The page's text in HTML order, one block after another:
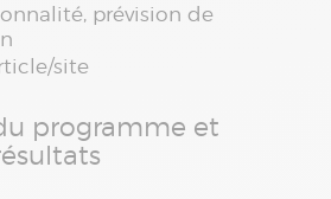
prévision de
site
programme et